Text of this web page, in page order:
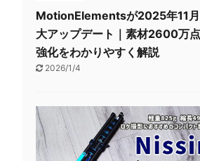
MotionElementsが2025年11
大アップデート｜素材2600万
強化をわかりやすく解説
2026/1/4